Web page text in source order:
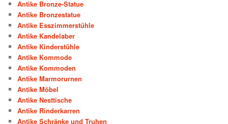
Antike Bronze-Statue
Antike Bronzestatue
Antike Esszimmerstühle
Antike Kandelaber
Antike Kinderstühle
Antike Kommode
Antike Kommoden
Antike Marmorurnen
Antike Möbel
Antike Nesttische
Antike Rinderkarren
Antike Schränke und Truhen